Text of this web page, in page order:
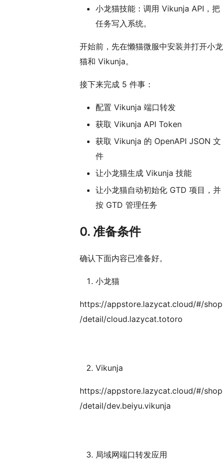
小龙猫技能：调用 Vikunja API，把
任务写入系统。
开始前，先在懒猫微服中安装并打开小龙
猫和 Vikunja。
接下来完成 5 件事：
配置 Vikunja 端口转发
获取 Vikunja API Token
获取 Vikunja 的 OpenAPI JSON 文
件
让小龙猫生成 Vikunja 技能
让小龙猫自动初始化 GTD 项目，并
按 GTD 管理任务
0. 准备条件
确认下面内容已准备好。
小龙猫
https://appstore.lazycat.cloud/#/shop
/detail/cloud.lazycat.totoro
Vikunja
https://appstore.lazycat.cloud/#/shop
/detail/dev.beiyu.vikunja
局域网端口转发应用